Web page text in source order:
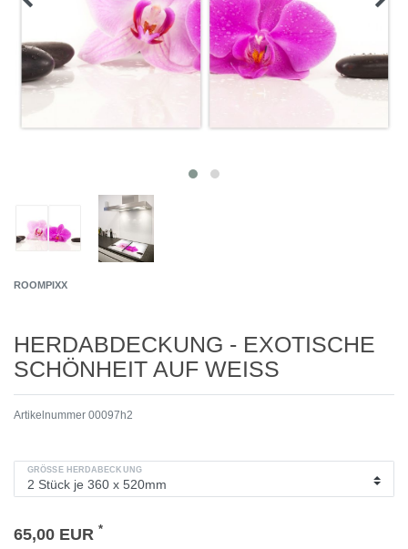
ROOMPIXX
HERDABDECKUNG - EXOTISCHE
SCHÖNHEIT AUF WEISS
Artikelnummer 00097h2
GRÖSSE HERDABECKUNG
65,00 EUR *